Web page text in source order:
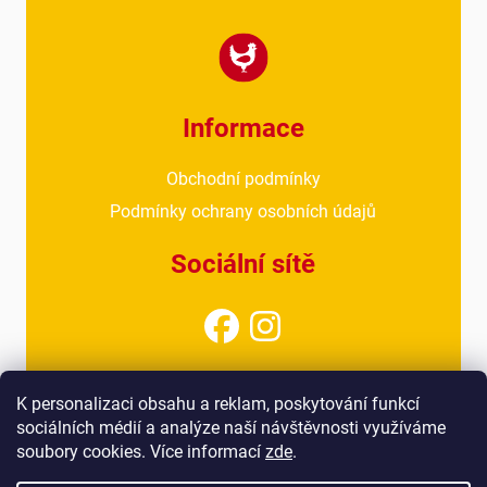
K personalizaci obsahu a reklam, poskytování funkcí
sociálních médií a analýze naší návštěvnosti využíváme
soubory cookies. Více informací zde.
Informace
Obchodní podmínky
Podmínky ochrany osobních údajů
Sociální sítě
info@drubezarnahoresovice.cz